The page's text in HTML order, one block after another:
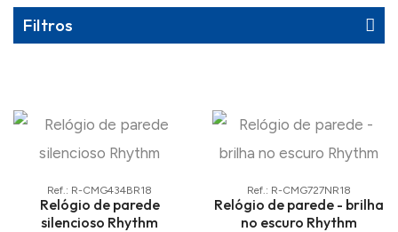
Ref.: R-CMG434BR18
Relógio de parede
silencioso Rhythm
Ref.: R-CMG727NR18
Relógio de parede - brilha
no escuro Rhythm
Filtros